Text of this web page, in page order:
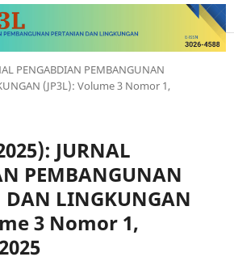
PENGABDIAN PEMBANGUNAN
(JP3L): Volume 3 Nomor 1,
JURNAL
PEMBANGUNAN
DAN LINGKUNGAN
3 Nomor 1,